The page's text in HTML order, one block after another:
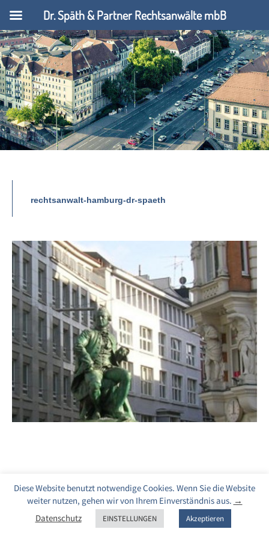
rechtsanwalt-hamburg-dr-spaeth
Diese Website benutzt notwendige Cookies. Wenn Sie die Website
weiter nutzen, gehen wir von Ihrem Einverständnis aus. →
Datenschutz
EINSTELLUNGEN Akzeptieren
Dr. Späth & Partner Rechtsanwälte mbB